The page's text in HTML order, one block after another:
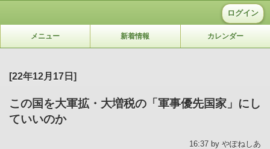
ログイン
メニュー 新着情報 カレンダー
[22年12月17日]
この国を大軍拡・大増税の「軍事優先国家」にし
ていいのか
16:37 by やぽねしあ